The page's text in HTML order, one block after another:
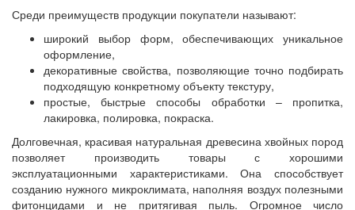
Среди преимуществ продукции покупатели называют:
широкий выбор форм, обеспечивающих уникальное
оформление,
декоративные свойства, позволяющие точно подбирать
подходящую конкретному объекту текстуру,
простые, быстрые способы обработки – пропитка,
лакировка, полировка, покраска.
Долговечная, красивая натуральная древесина хвойных пород
позволяет производить товары с хорошими
эксплуатационными характеристиками. Она способствует
созданию нужного микроклимата, наполняя воздух полезными
фитонцидами и не притягивая пыль. Огромное число